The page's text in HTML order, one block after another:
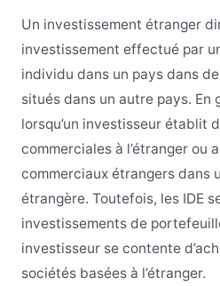
Un investissement étranger
investissement effectué par
individu dans un pays dans
situés dans un autre pays. En
lorsqu’un investisseur établit
commerciales à l’étranger ou
commerciaux étrangers dans
étrangère. Toutefois, les IDE
investissements de
investisseur se contente
sociétés basées à l’étranger.